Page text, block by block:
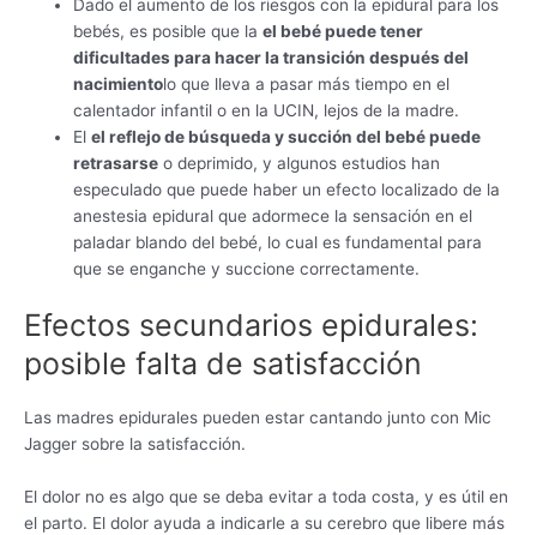
Dado el aumento de los riesgos con la epidural para los
bebés, es posible que lael bebé puede tener
dificultades para hacer la transición después del
nacimientolo que lleva a pasar más tiempo en el
calentador infantil o en la UCIN, lejos de la madre.
Elel reflejo de búsqueda y succión del bebé puede
retrasarse o deprimido, y algunos estudios han
especulado que puede haber un efecto localizado de la
anestesia epidural que adormece la sensación en el
paladar blando del bebé, lo cual es fundamental para
que se enganche y succione correctamente.
Efectos secundarios epidurales:
posible falta de satisfacción
Las madres epidurales pueden estar cantando junto con Mic
Jagger sobre la satisfacción.
El dolor no es algo que se deba evitar a toda costa, y es útil en
el parto. El dolor ayuda a indicarle a su cerebro que libere más